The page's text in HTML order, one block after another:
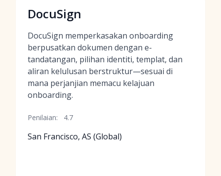
DocuSign
DocuSign memperkasakan onboarding
berpusatkan dokumen dengan e-
tandatangan, pilihan identiti, templat, dan
aliran kelulusan berstruktur—sesuai di
mana perjanjian memacu kelajuan
onboarding.
Penilaian: 4.7
San Francisco, AS (Global)